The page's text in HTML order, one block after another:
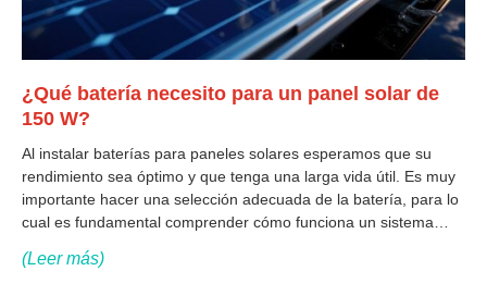
¿Qué batería necesito para un panel solar de
150 W?
Al instalar baterías para paneles solares esperamos que su
rendimiento sea óptimo y que tenga una larga vida útil. Es muy
importante hacer una selección adecuada de la batería, para lo
cual es fundamental comprender cómo funciona un sistema
(Leer más)